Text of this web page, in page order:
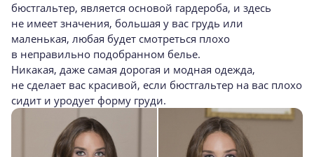
бюстгальтер, является основой гардероба, и здесь
не имеет значения, большая у вас грудь или
маленькая, любая будет смотреться плохо
в неправильно подобранном белье.
Никакая, даже самая дорогая и модная одежда,
не сделает вас красивой, если бюстгальтер на вас плохо
сидит и уродует форму груди.